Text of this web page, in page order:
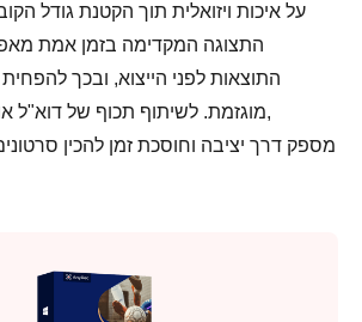
על איכות ויזואלית תוך הקטנת גודל
התצוגה המקדימה בזמן אמת
התוצאות לפני הייצוא, ובכך
מוגזמת. לשיתוף תכוף של דוא"ל